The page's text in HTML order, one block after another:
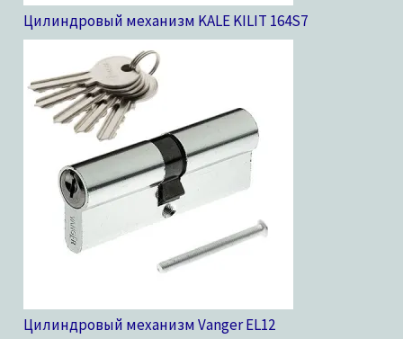
Цилиндровый механизм KALE KILIT 164S7
Цилиндровый механизм Vanger EL12